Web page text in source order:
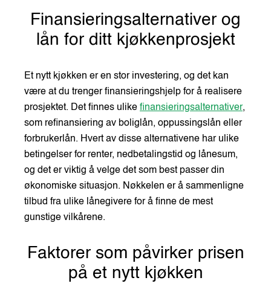
Finansieringsalternativer og
lån for ditt kjøkkenprosjekt
Et nytt kjøkken er en stor investering, og det kan
være at du trenger finansieringshjelp for å realisere
prosjektet. Det finnes ulike finansieringsalternativer,
som refinansiering av boliglån, oppussingslån eller
forbrukerlån. Hvert av disse alternativene har ulike
betingelser for renter, nedbetalingstid og lånesum,
og det er viktig å velge det som best passer din
økonomiske situasjon. Nøkkelen er å sammenligne
tilbud fra ulike lånegivere for å finne de mest
gunstige vilkårene.
Faktorer som påvirker prisen
på et nytt kjøkken